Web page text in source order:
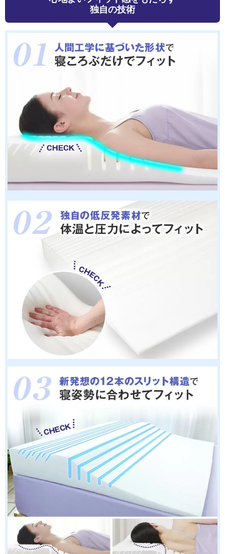
独自の技術